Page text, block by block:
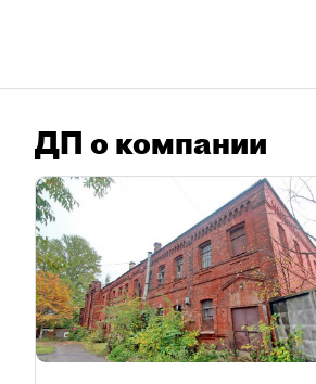
ДП о компании